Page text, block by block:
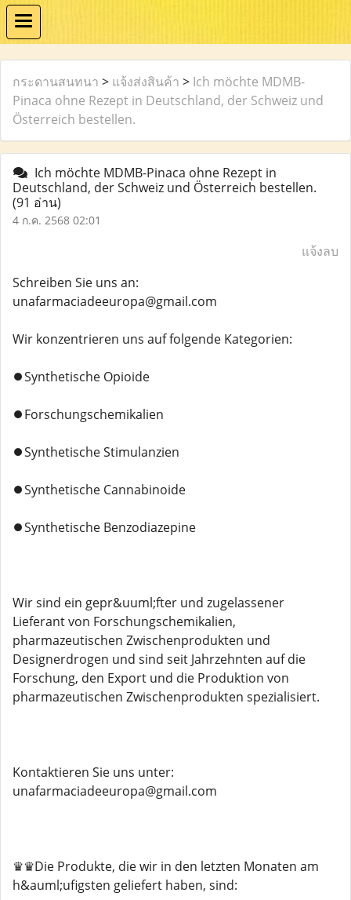
กระดานสนทนา > แจ้งส่งสินค้า > Ich möchte MDMB-
Pinaca ohne Rezept in Deutschland, der Schweiz und
Österreich bestellen.
Ich möchte MDMB-Pinaca ohne Rezept in
Deutschland, der Schweiz und Österreich bestellen.
(91 อ่าน)
4 ก.ค. 2568 02:01
แจ้งลบ
Schreiben Sie uns an:
unafarmaciadeeuropa@gmail.com
Wir konzentrieren uns auf folgende Kategorien:
⏺️Synthetische Opioide
⏺️Forschungschemikalien
⏺️Synthetische Stimulanzien
⏺️Synthetische Cannabinoide
⏺️Synthetische Benzodiazepine
Wir sind ein gepr&uuml;fter und zugelassener
Lieferant von Forschungschemikalien,
pharmazeutischen Zwischenprodukten und
Designerdrogen und sind seit Jahrzehnten auf die
Forschung, den Export und die Produktion von
pharmazeutischen Zwischenprodukten spezialisiert.
Kontaktieren Sie uns unter:
unafarmaciadeeuropa@gmail.com
♛♛Die Produkte, die wir in den letzten Monaten am
h&auml;ufigsten geliefert haben, sind: